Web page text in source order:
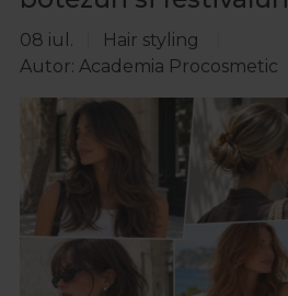
08 iul.
Hair styling
Autor: Academia Procosmetic